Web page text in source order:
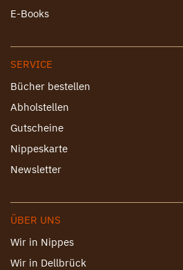
E-Books
SERVICE
Bücher bestellen
Abholstellen
Gutscheine
Nippeskarte
Newsletter
ÜBER UNS
Wir in Nippes
Wir in Dellbrück